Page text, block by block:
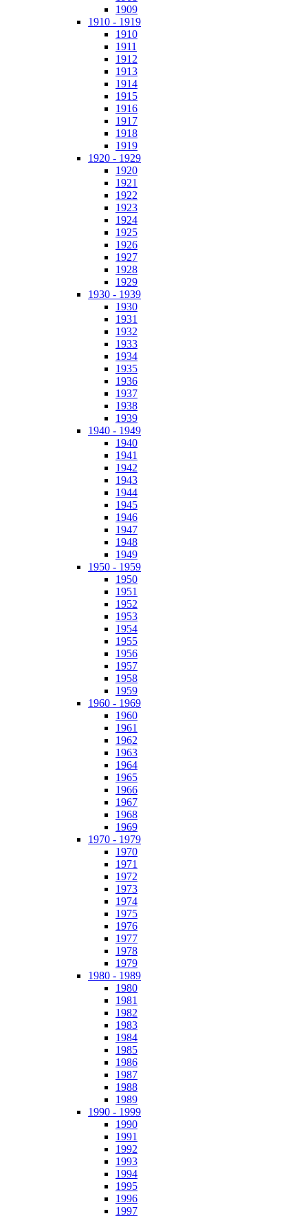
1909
1910 - 1919
1910
1911
1912
1913
1914
1915
1916
1917
1918
1919
1920 - 1929
1920
1921
1922
1923
1924
1925
1926
1927
1928
1929
1930 - 1939
1930
1931
1932
1933
1934
1935
1936
1937
1938
1939
1940 - 1949
1940
1941
1942
1943
1944
1945
1946
1947
1948
1949
1950 - 1959
1950
1951
1952
1953
1954
1955
1956
1957
1958
1959
1960 - 1969
1960
1961
1962
1963
1964
1965
1966
1967
1968
1969
1970 - 1979
1970
1971
1972
1973
1974
1975
1976
1977
1978
1979
1980 - 1989
1980
1981
1982
1983
1984
1985
1986
1987
1988
1989
1990 - 1999
1990
1991
1992
1993
1994
1995
1996
1997